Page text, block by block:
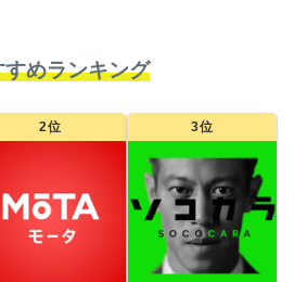
めランキング
2位 3位